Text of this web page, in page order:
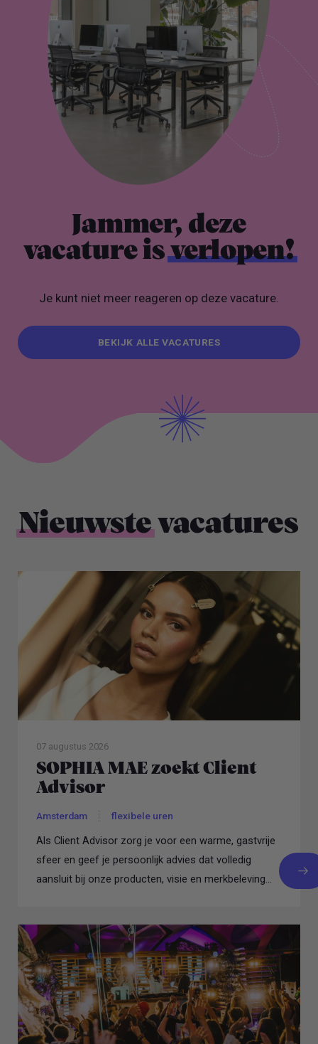
Jammer, deze
vacature isverlopen!
Je kunt niet meer reageren op deze vacature.
BEKIJK ALLE VACATURES
Nieuwstevacatures
07 augustus 2026
SOPHIA MAE zoekt Client
Advisor
Amsterdam flexibele uren
Als Client Advisor zorg je voor een warme, gastvrije
sfeer en geef je persoonlijk advies dat volledig
aansluit bij onze producten, visie en merkbeleving...